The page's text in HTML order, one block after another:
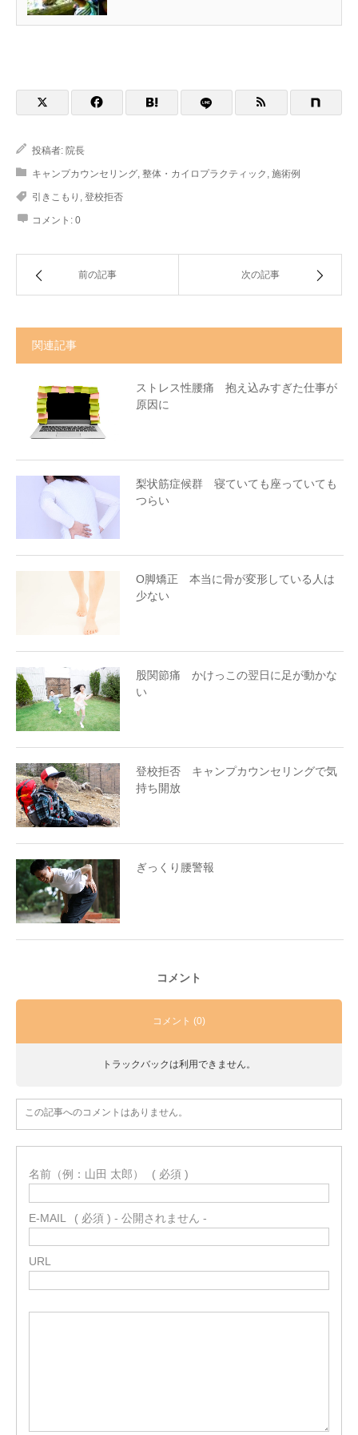
投稿者: 院長
キャンプカウンセリング 整体・カイロプラクティック 施術例
引きこもり 登校拒否
コメント: 0
前の記事 次の記事
関連記事
ストレス性腰痛 抱え込みすぎた仕事が
原因に
梨状筋症候群 寝ていても座っていても
つらい
O脚矯正 本当に骨が変形している人は
少ない
股関節痛 かけっこの翌日に足が動かな
い
登校拒否 キャンプカウンセリングで気
持ち開放
ぎっくり腰警報
コメント
コメント (0)
トラックバックは利用できません。
この記事へのコメントはありません。
名前（例：山田 太郎） ( 必須 )
E-MAIL ( 必須 ) - 公開されません -
URL